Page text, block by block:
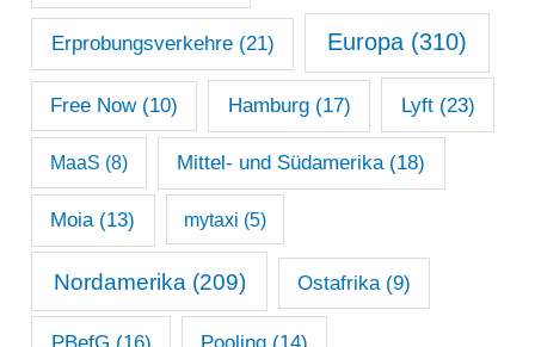
Erprobungsverkehre(21) Europa(310)
Free Now(10) Hamburg(17) Lyft(23)
MaaS (8) Mittel- und Südamerika(18)
Moia(13) mytaxi (5)
Nordamerika (209) Ostafrika (9)